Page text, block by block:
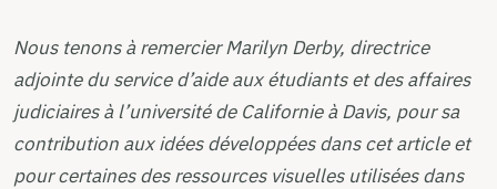
Nous tenons à remercier Marilyn Derby, directrice
adjointe du service d’aide aux étudiants et des affaires
judiciaires à l’université de Californie à Davis, pour sa
contribution aux idées développées dans cet article et
pour certaines des ressources visuelles utilisées dans